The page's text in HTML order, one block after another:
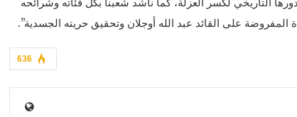
التاريخي لكسر العزلة، كما ناشد شعبنا بكل فئاته وشرائحه
المفروضة على القائد عبد الله أوجلان وتحقيق حريته الجسدية”.
636